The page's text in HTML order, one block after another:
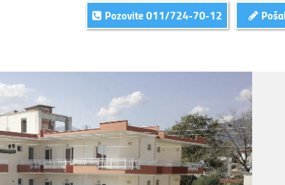
Pozovite011/724-70-12